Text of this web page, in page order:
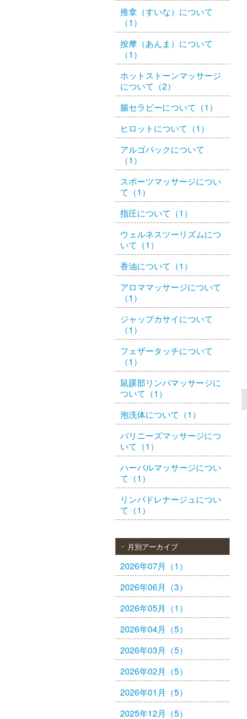
推拿（すいな）について
（1）
按摩（あんま）について
（1）
ホットストーンマッサージ
について（2）
腸セラピーについて（1）
ヒロットについて（1）
アルゴパックについて
（1）
スポーツマッサージについ
て（1）
指圧について（1）
ウェルネスツーリズムにつ
いて（1）
香油について（1）
アロママッサージについて
（1）
ジャップカサイについて
（1）
フェザータッチについて
（1）
鼠蹊部リンパマッサージに
ついて（1）
泡洗体について（1）
バリニーズマッサージにつ
いて（1）
ハーバルマッサージについ
て（1）
リンパドレナージュについ
て（1）
月別アーカイブ
2026年07月（1）
2026年06月（3）
2026年05月（1）
2026年04月（5）
2026年03月（5）
2026年02月（5）
2026年01月（5）
2025年12月（5）